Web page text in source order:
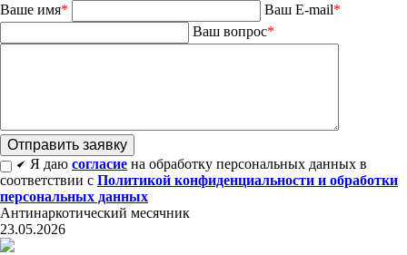
Ваше имя* Ваш E-mail*
Ваш вопрос*
Я даю согласие на обработку персональных данных в
соответствии с Политикой конфиденциальности и обработки
персональных данных
Антинаркотический месячник
23.05.2026